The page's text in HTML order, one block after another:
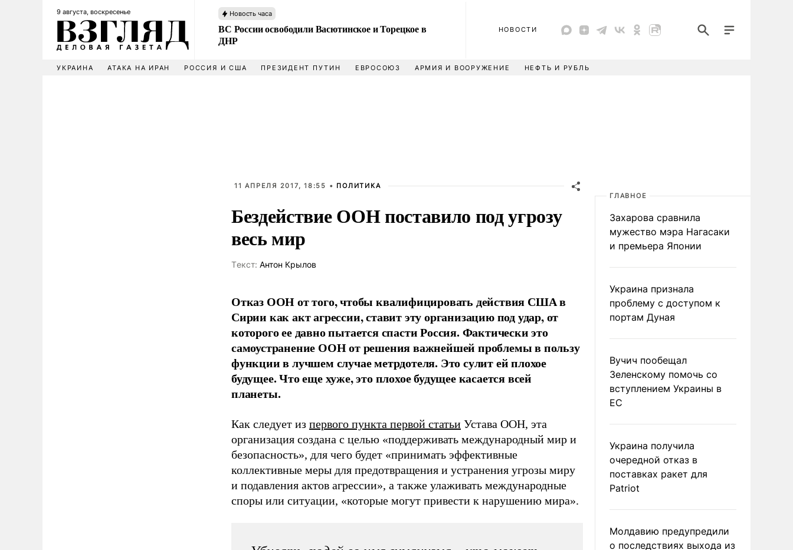
9 августа, воскресенье Новость часа
ВС России освободили Васютинское и Торецкое в
ДНР
НОВОСТИ
УКРАИНА АТАКА НА ИРАН РОССИЯ И США ПРЕЗИДЕНТ ПУТИН ЕВРОСОЮЗ АРМИЯ И ВООРУЖЕНИЕ НЕФТЬ И РУБЛЬ
11 АПРЕЛЯ 2017, 18:55 • ПОЛИТИКА
Бездействие ООН поставило под угрозу
весь мир
Tекст: Антон Крылов
Отказ ООН от того, чтобы квалифицировать действия США в
Сирии как акт агрессии, ставит эту организацию под удар, от
которого ее давно пытается спасти Россия. Фактически это
самоустранение ООН от решения важнейшей проблемы в пользу
функции в лучшем случае метрдотеля. Это сулит ей плохое
будущее. Что еще хуже, это плохое будущее касается всей
планеты.
Как следует из первого пункта первой статьи Устава ООН, эта
организация создана с целью «поддерживать международный мир и
безопасность», для чего будет «принимать эффективные
коллективные меры для предотвращения и устранения угрозы миру
и подавления актов агрессии», а также улаживать международные
споры или ситуации, «которые могут привести к нарушению мира».
ГЛАВНОЕ
Захарова сравнила
мужество мэра Нагасаки
и премьера Японии
Украина признала
проблему с доступом к
портам Дуная
Вучич пообещал
Зеленскому помочь со
вступлением Украины в
ЕС
Украина получила
очередной отказ в
поставках ракет для
Patriot
Молдавию предупредили
о последствиях выхода из